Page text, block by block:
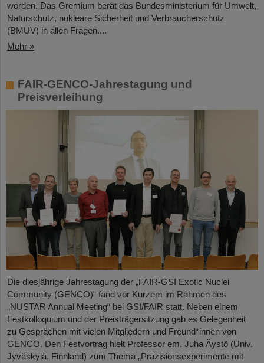
worden. Das Gremium berät das Bundesministerium für Umwelt,
Naturschutz, nukleare Sicherheit und Verbraucherschutz
(BMUV) in allen Fragen....
Mehr »
FAIR-GENCO-Jahrestagung und
Preisverleihung
Die diesjährige Jahrestagung der „FAIR-GSI Exotic Nuclei
Community (GENCO)“ fand vor Kurzem im Rahmen des
„NUSTAR Annual Meeting“ bei GSI/FAIR statt. Neben einem
Festkolloquium und der Preisträgersitzung gab es Gelegenheit
zu Gesprächen mit vielen Mitgliedern und Freund*innen von
GENCO. Den Festvortrag hielt Professor em. Juha Äystö (Univ.
Jyväskylä, Finnland) zum Thema „Präzisionsexperimente mit